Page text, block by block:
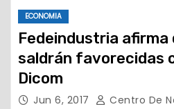
ECONOMIA
Fedeindustria afirma
saldrán favorecidas
Dicom
Jun 6, 2017 Centro De